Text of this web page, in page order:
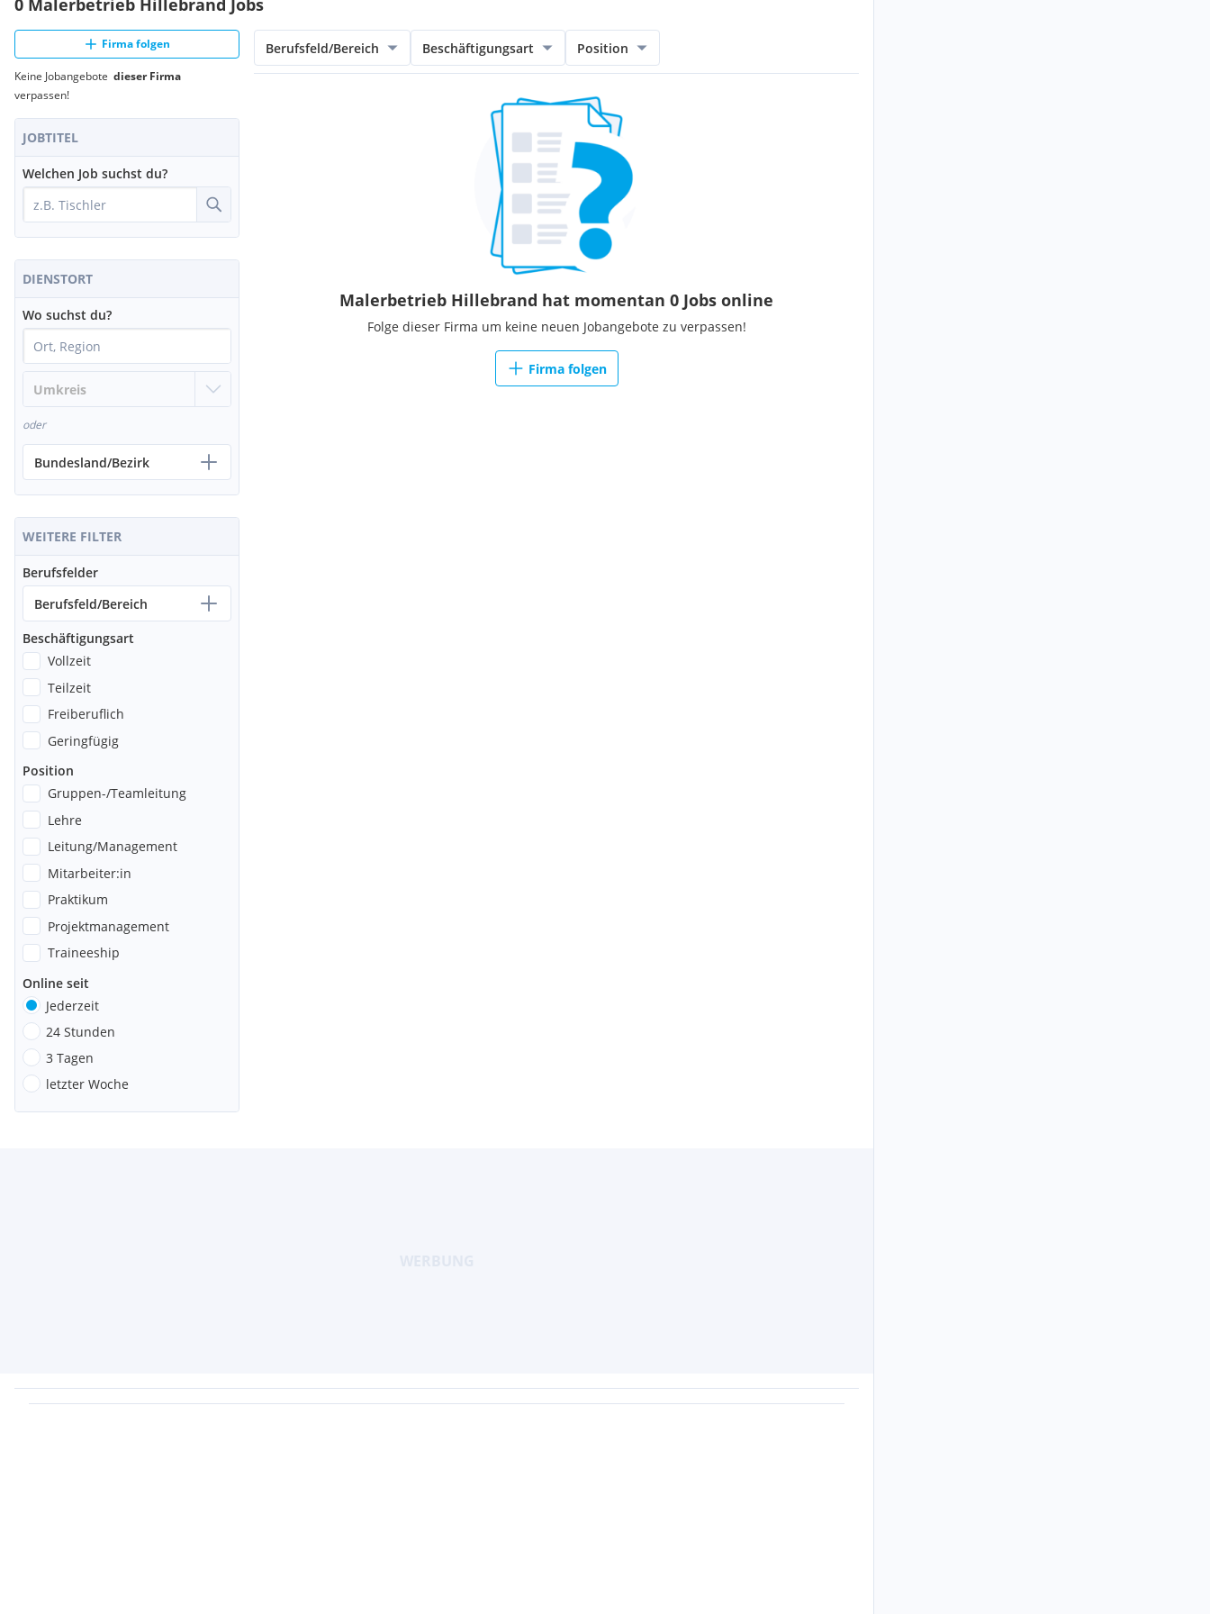
0 Malerbetrieb Hillebrand Jobs
Firma folgen
Keine Jobangebote dieser Firma
verpassen!
JOBTITEL
Welchen Job suchst du?
DIENSTORT
Wo suchst du?
oder
Bundesland/Bezirk
WEITERE FILTER
Berufsfelder
Berufsfeld/Bereich
Beschäftigungsart
Vollzeit
Teilzeit
Freiberuflich
Geringfügig
Position
Gruppen-/Teamleitung
Lehre
Leitung/Management
Mitarbeiter:in
Praktikum
Projektmanagement
Traineeship
Online seit
Jederzeit
24 Stunden
3 Tagen
letzter Woche
Berufsfeld/Bereich Beschäftigungsart Position
Malerbetrieb Hillebrand hat momentan 0 Jobs online
Folge dieser Firma um keine neuen Jobangebote zu verpassen!
Firma folgen